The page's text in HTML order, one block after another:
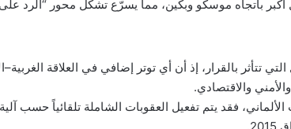
باتجاه موسكو وبكين، مما يسرّع تشكل محور “الرد
تتأثر بالقرار، إذ أن أي توتر إضافي في العلاقة
والاقتصادي.
فقد يتم تفعيل العقوبات الشاملة تلقائياً حسب